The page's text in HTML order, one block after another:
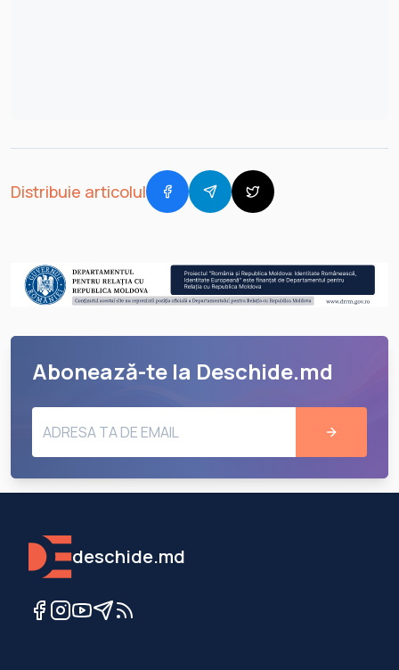
Distribuie articolul
Abonează-te la Deschide.md
deschide.md